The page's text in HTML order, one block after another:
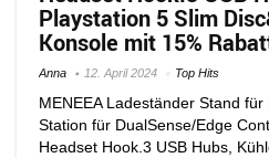
Playstation 5 Slim
Konsole mit 15%
Anna 12. April 2024 Top Hits
MENEEA Ladeständer Stand für
Station für DualSense/Edge
Headset Hook.3 USB Hubs,